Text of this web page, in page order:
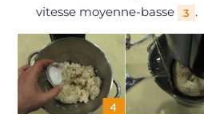
vitesse moyenne-basse
3 .